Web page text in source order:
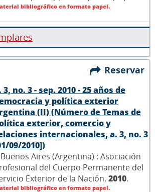
bibliográfico en formato papel.
Reservar
3, no. 3 - sep. 2010 - 25 años de
y política exterior
(II) (Número de Temas de
exterior, comercio y
internacionales, a. 3, no. 3
09/2010])
Aires (Argentina) : Asociación
del Cuerpo Permanente del
Exterior de la Nación, 2010.
bibliográfico en formato papel.